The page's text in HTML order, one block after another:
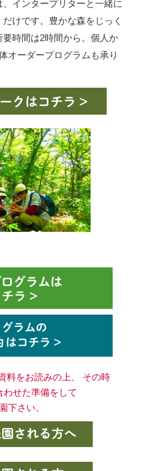
インタープリターと一緒に
けです。豊かな森をじっく
時間は2時間から。個人か
オーダープログラムも承り
料をお読みの上、 その時
わせた準備をして
下さい。